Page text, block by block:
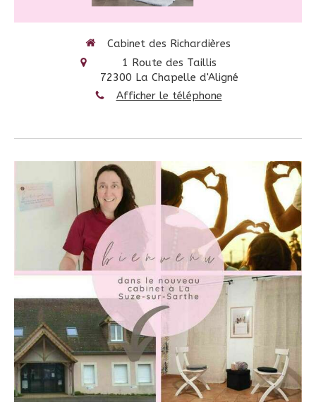
Cabinet des Richardières
1 Route des Taillis
72300 La Chapelle d'Aligné
Afficher le téléphone